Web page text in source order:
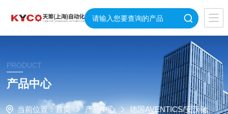
PRODUCT
产品中心
当前位置： 首页 产品中心
德国AVENTICS/安沃驰